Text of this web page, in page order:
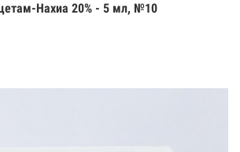
Нахиа 20% - 5 мл, №10